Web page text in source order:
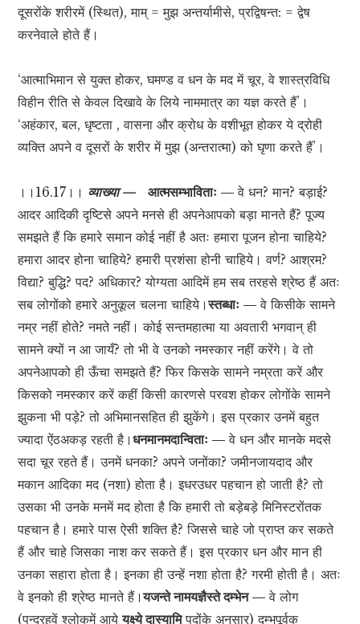
दूसरोंके शरीरमें (स्थित), माम् = मुझ अन्तर्यामीसे, प्रद्विषन्त: = द्वेष
करनेवाले होते हैं।
‘आत्माभिमान से युक्त होकर, घमण्ड व धन के मद में चूर, वे शास्त्रविधि
विहीन रीति से केवल दिखावे के लिये नाममात्र का यज्ञ करते हैं’।
‘अहंकार, बल, धृष्टता , वासना और क्रोध के वशीभूत होकर ये द्रोही
व्यक्ति अपने व दूसरों के शरीर में मुझ (अन्तरात्मा) को घृणा करते हैं’।
।।16.17।। व्याख्या — आत्मसम्भाविताः —वे धन? मान? बड़ाई?
आदर आदिकी दृष्टिसे अपने मनसे ही अपनेआपको बड़ा मानते हैं? पूज्य
समझते हैं कि हमारे समान कोई नहीं है अतः हमारा पूजन होना चाहिये?
हमारा आदर होना चाहिये? हमारी प्रशंसा होनी चाहिये। वर्ण? आश्रम?
विद्या? बुद्धि? पद? अधिकार? योग्यता आदिमें हम सब तरहसे श्रेष्ठ हैं अतः
सब लोगोंको हमारे अनुकूल चलना चाहिये।स्तब्धाः —वे किसीके सामने
नम्र नहीं होते? नमते नहीं। कोई सन्तमहात्मा या अवतारी भगवान् ही
सामने क्यों न आ जायँ? तो भी वे उनको नमस्कार नहीं करेंगे। वे तो
अपनेआपको ही ऊँचा समझते हैं? फिर किसके सामने नम्रता करें और
किसको नमस्कार करें कहीं किसी कारणसे परवश होकर लोगोंके सामने
झुकना भी पड़े? तो अभिमानसहित ही झुकेंगे। इस प्रकार उनमें बहुत
ज्यादा ऐंठअकड़ रहती है।धनमानमदान्विताः —वे धन और मानके मदसे
सदा चूर रहते हैं। उनमें धनका? अपने जनोंका? जमीनजायदाद और
मकान आदिका मद (नशा) होता है। इधरउधर पहचान हो जाती है? तो
उसका भी उनके मनमें मद होता है कि हमारी तो बड़ेबड़े मिनिस्टरोंतक
पहचान है। हमारे पास ऐसी शक्ति है? जिससे चाहे जो प्राप्त कर सकते
हैं और चाहे जिसका नाश कर सकते हैं। इस प्रकार धन और मान ही
उनका सहारा होता है। इनका ही उन्हें नशा होता है? गरमी होती है। अतः
वे इनको ही श्रेष्ठ मानते हैं।यजन्ते नामयज्ञैस्ते दम्भेन —वे लोग
(पन्द्रहवें श्लोकमें आयेयक्ष्ये दास्यामिपदोंके अनुसार) दम्भपूर्वक